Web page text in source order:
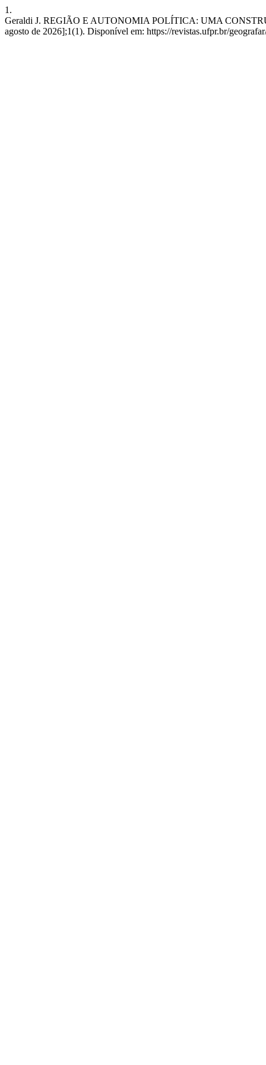
1.
Geraldi J. REGIÃO E AUTONOMIA POLÍTICA: UMA
agosto de 2026];1(1). Disponível em: https://revistas.ufpr.br/